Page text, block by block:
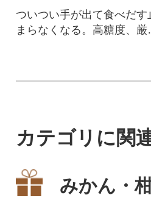
ついつい手が出て食べだす
まらなくなる。高糖度、厳
カテゴリに関
みかん・